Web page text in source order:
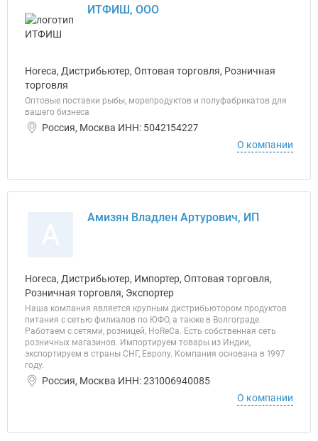
ИТФИШ, ООО
Horeca, Дистрибьютер, Оптовая торговля, Розничная
торговля
Оптовые поставки рыбы, морепродуктов и полуфабрикатов для
вашего бизнеса
Россия, Москва ИНН: 5042154227
О компании
Амизян Владлен Артурович, ИП
Horeca, Дистрибьютер, Импортер, Оптовая торговля,
Розничная торговля, Экспортер
Наша компания является крупным дистрибьютором продуктов
питания с сетью филиалов по ЮФО, а также в Волгограде.
Работаем с сетями, розницей, HoReCa. Есть собственная сеть
розничных магазинов. Импортируем товары из Индии,
экспортируем в страны СНГ, Европу. Компания основана в 1997
году.
Россия, Москва ИНН: 231006940085
О компании